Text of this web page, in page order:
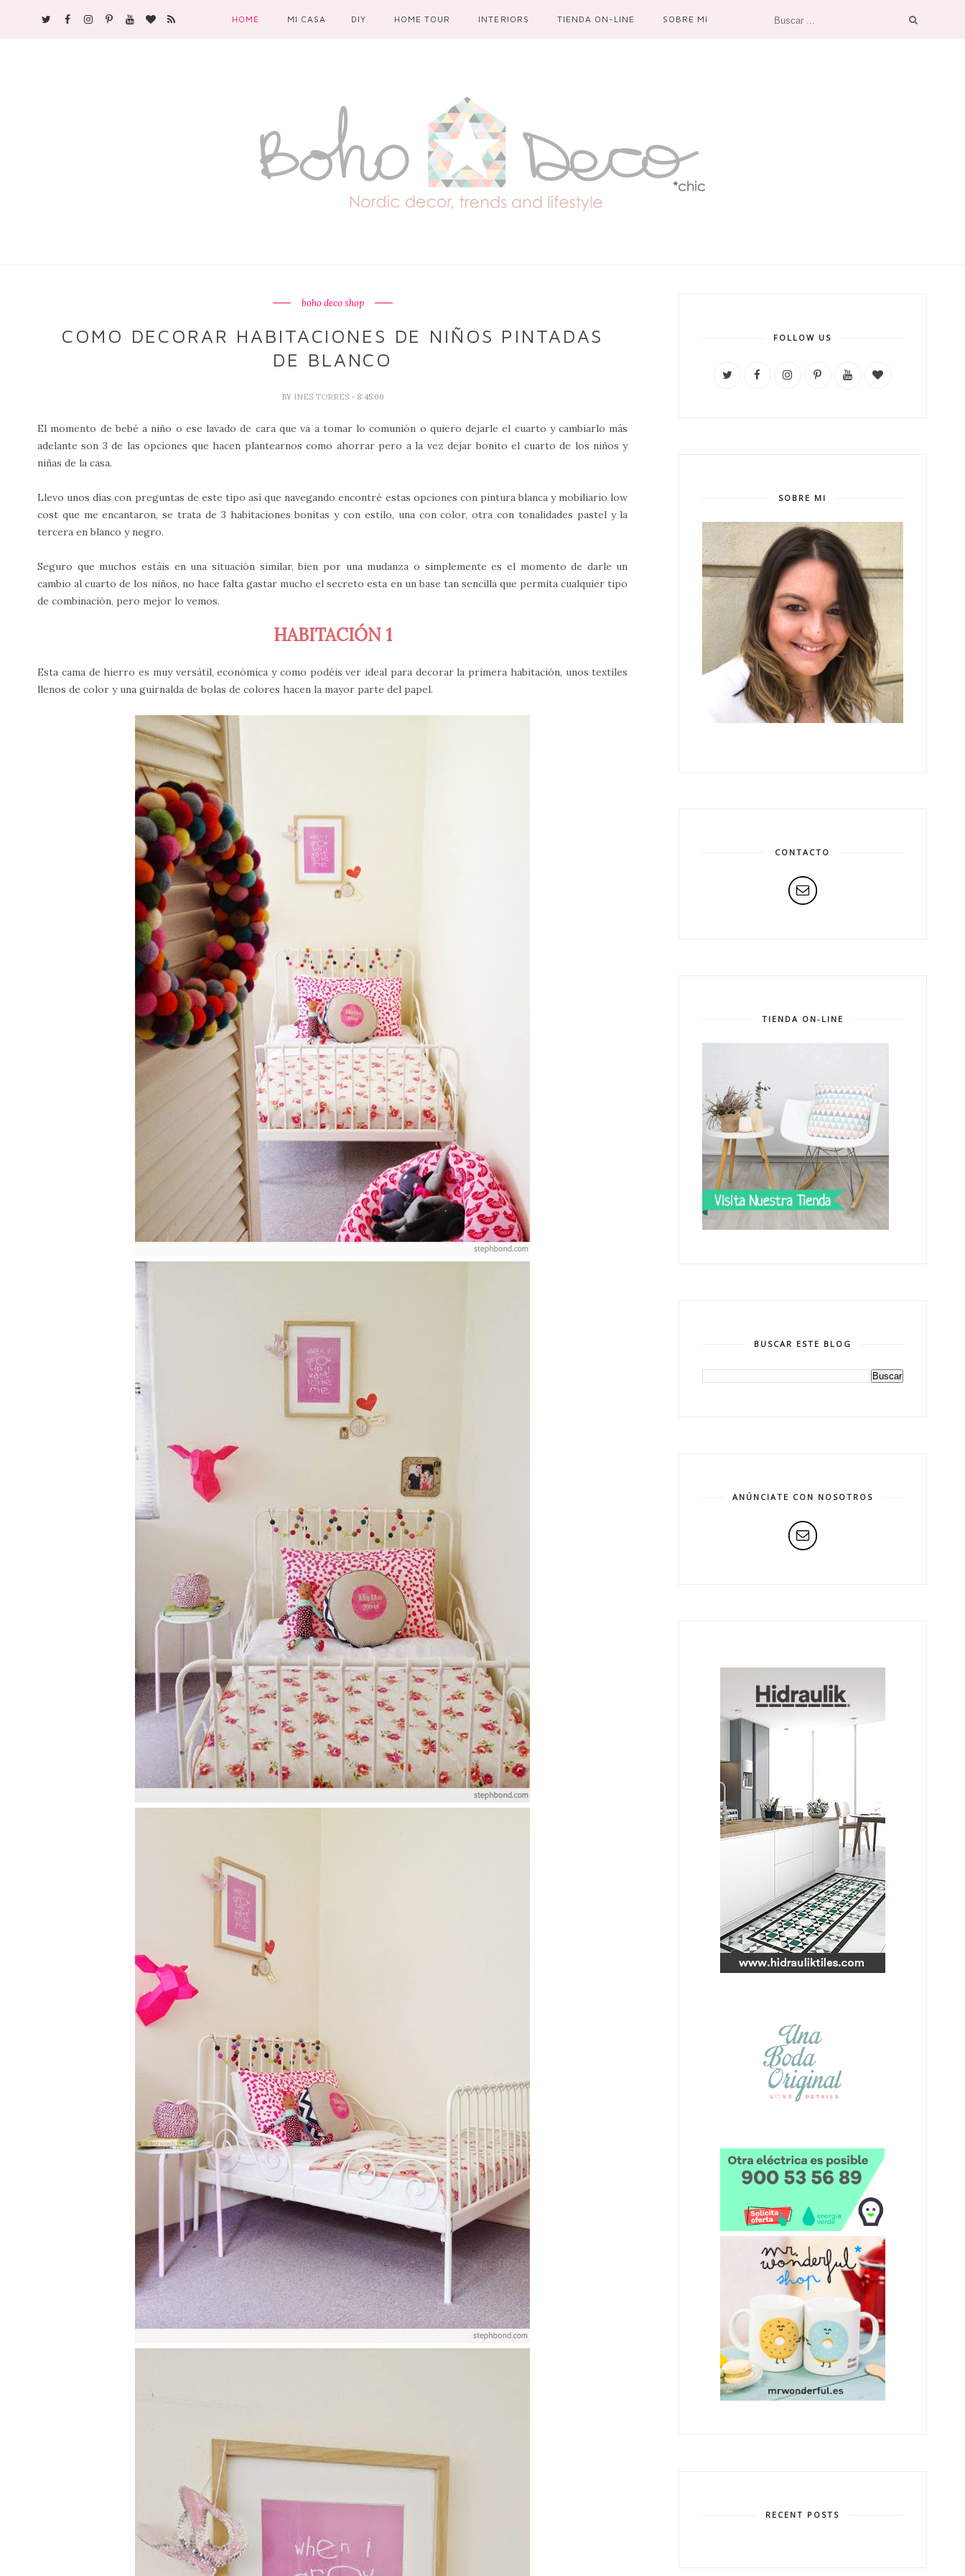
HOME MI CASA DIY HOME TOUR INTERIORS TIENDA ON-LINE SOBRE MI
boho deco shop
COMO DECORAR HABITACIONES DE NIÑOS PINTADAS
DE BLANCO
BY INES TORRES - 8:45:00
El momento de bebé a niño o ese lavado de cara que va a tomar lo comunión o quiero dejarle el cuarto y cambiarlo más
adelante son 3 de las opciones que hacen plantearnos como ahorrar pero a la vez dejar bonito el cuarto de los niños y
niñas de la casa.
Llevo unos días con preguntas de este tipo así que navegando encontré estas opciones con pintura blanca y mobiliario low
cost que me encantaron, se trata de 3 habitaciones bonitas y con estilo, una con color, otra con tonalidades pastel y la
tercera en blanco y negro.
Seguro que muchos estáis en una situación similar, bien por una mudanza o simplemente es el momento de darle un
cambio al cuarto de los niños, no hace falta gastar mucho el secreto esta en un base tan sencilla que permita cualquier tipo
de combinación, pero mejor lo vemos.
HABITACIÓN 1
Esta cama de hierro es muy versátil, económica y como podéis ver ideal para decorar la primera habitación, unos textiles
llenos de color y una guirnalda de bolas de colores hacen la mayor parte del papel.
FOLLOW US
SOBRE MI
CONTACTO
TIENDA ON-LINE
BUSCAR ESTE BLOG
ANÚNCIATE CON NOSOTROS
RECENT POSTS